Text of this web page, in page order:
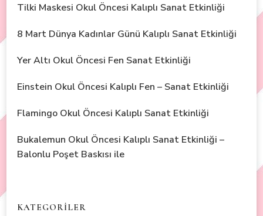
Tilki Maskesi Okul Öncesi Kalıplı Sanat Etkinliği
8 Mart Dünya Kadınlar Günü Kalıplı Sanat Etkinliği
Yer Altı Okul Öncesi Fen Sanat Etkinliği
Einstein Okul Öncesi Kalıplı Fen – Sanat Etkinliği
Flamingo Okul Öncesi Kalıplı Sanat Etkinliği
Bukalemun Okul Öncesi Kalıplı Sanat Etkinliği –
Balonlu Poşet Baskısı ile
KATEGORİLER